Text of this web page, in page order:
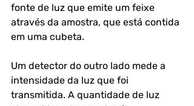
fonte de luz que emite um feixe
através da amostra, que está contida
em uma cubeta.
Um detector do outro lado mede a
intensidade da luz que foi
transmitida. A quantidade de luz